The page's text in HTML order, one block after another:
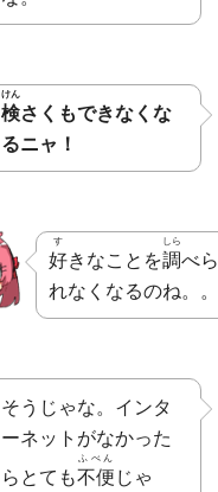
検
けん
さくもできなくな
るニャ！
好
す
きなことを調
しら
べら
れなくなるのね。。
そうじゃな。インタ
ーネットがなかった
らとても不便
ふべん
じゃ